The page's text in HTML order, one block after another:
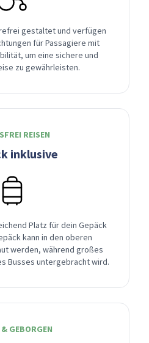
gestaltet und verfügen
für Passagiere mit
um eine sichere und
zu gewährleisten.
REISEN
inklusive
Platz für dein Gepäck
kann in den oberen
werden, während großes
Busses untergebracht wird.
& GEBORGEN